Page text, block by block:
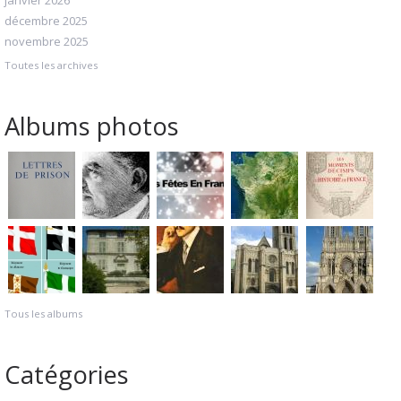
décembre 2025
novembre 2025
Toutes les archives
Albums photos
Tous les albums
Catégories